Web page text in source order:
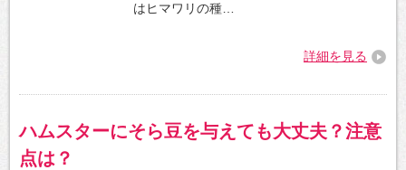
はヒマワリの種…
詳細を見る
ハムスターにそら豆を与えても大丈夫？注意
点は？